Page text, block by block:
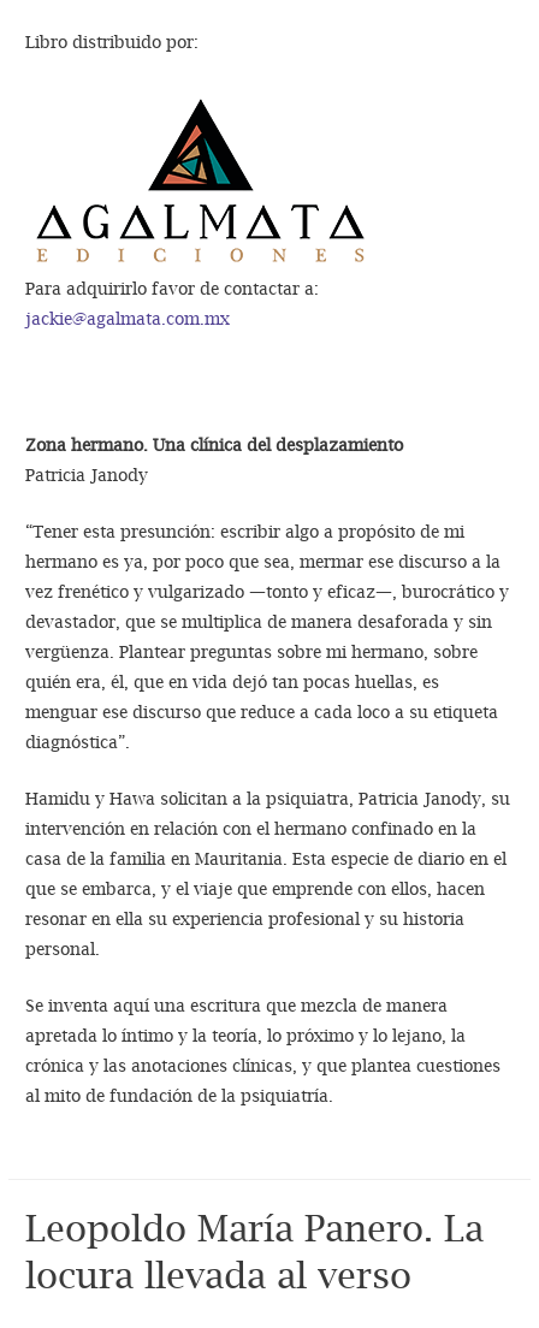
Libro distribuido por:
Para adquirirlo favor de contactar a:
jackie@agalmata.com.mx
Zona hermano. Una clínica del desplazamiento
Patricia Janody
“Tener esta presunción: escribir algo a propósito de mi
hermano es ya, por poco que sea, mermar ese discurso a la
vez frenético y vulgarizado —tonto y eficaz—, burocrático y
devastador, que se multiplica de manera desaforada y sin
vergüenza. Plantear preguntas sobre mi hermano, sobre
quién era, él, que en vida dejó tan pocas huellas, es
menguar ese discurso que reduce a cada loco a su etiqueta
diagnóstica”.
Hamidu y Hawa solicitan a la psiquiatra, Patricia Janody, su
intervención en relación con el hermano confinado en la
casa de la familia en Mauritania. Esta especie de diario en el
que se embarca, y el viaje que emprende con ellos, hacen
resonar en ella su experiencia profesional y su historia
personal.
Se inventa aquí una escritura que mezcla de manera
apretada lo íntimo y la teoría, lo próximo y lo lejano, la
crónica y las anotaciones clínicas, y que plantea cuestiones
al mito de fundación de la psiquiatría.
Leopoldo María Panero. La
locura llevada al verso